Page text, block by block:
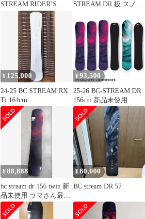
STREAM RIDER’S
SPEC57xxx 青木玲
STREAM DR 板 スノー
¥ 125,000
24-25 BC STREAM RX
Ti 164cm
¥ 93,500
25-26 BC-STREAM DR
156cm 新品未使用
¥88,888
bc stream dr 156 twin 新
品未使用 ラマさん最終
値下げ
¥80,000
BC stream DR 57